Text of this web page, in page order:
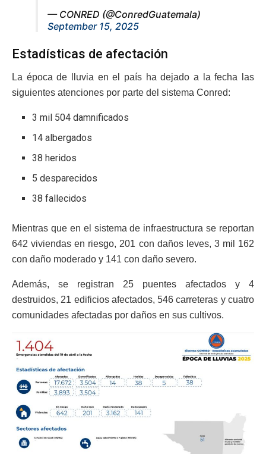
— CONRED (@ConredGuatemala)
September 15, 2025
Estadísticas de afectación
La época de lluvia en el país ha dejado a la fecha las
siguientes atenciones por parte del sistema Conred:
3 mil 504 damnificados
14 albergados
38 heridos
5 desparecidos
38 fallecidos
Mientras que en el sistema de infraestructura se reportan
642 viviendas en riesgo, 201 con daños leves, 3 mil 162
con daño moderado y 141 con daño severo.
Además, se registran 25 puentes afectados y 4
destruidos, 21 edificios afectados, 546 carreteras y cuatro
comunidades afectadas por daños en sus cultivos.